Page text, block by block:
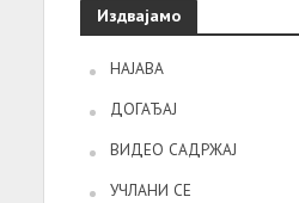
Издвајамо
НАЈАВА
ДОГАЂАЈ
ВИДЕО САДРЖАЈ
УЧЛАНИ СЕ